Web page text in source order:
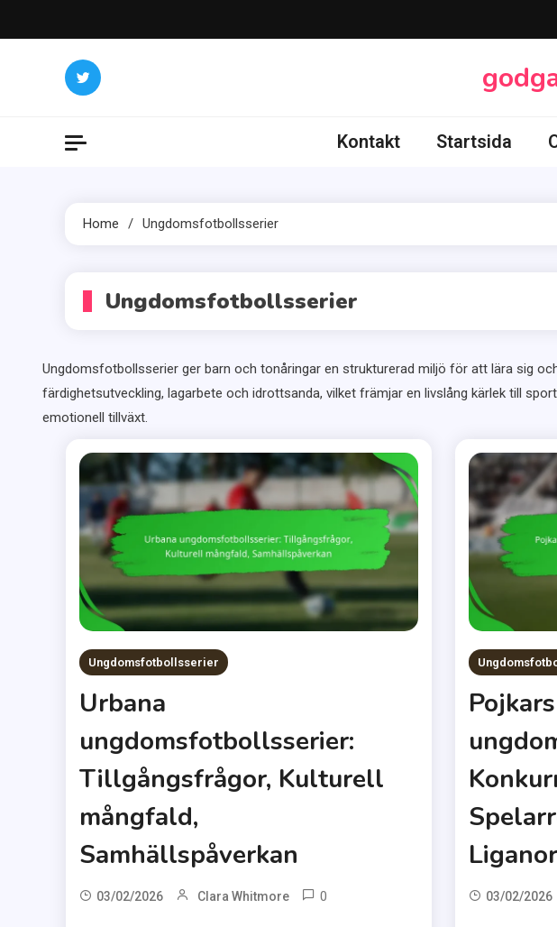
to
Kontakt Startsida
Home Ungdomsfotbollsserier
Ungdomsfotbollsserier
Ungdomsfotbollsserier ger barn och tonåringar en strukturerad miljö för att lära sig
färdighetsutveckling, lagarbete och idrottsanda, vilket främjar en livslång kärlek till
emotionell tillväxt.
Ungdomsfotbollsserier
Urbana
ungdomsfotbollsserier:
Tillgångsfrågor, Kulturell
mångfald,
Samhällspåverkan
03/02/2026 Clara Whitmore 0
Pojkars
03/02/2026